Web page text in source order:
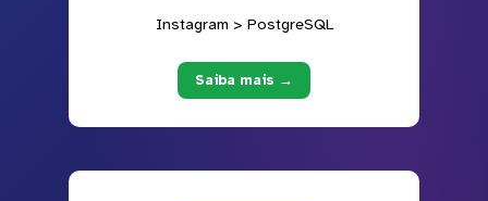
Instagram > PostgreSQL
Saiba mais →